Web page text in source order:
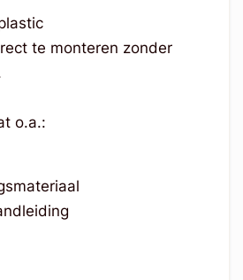
te monteren zonder
o.a.: